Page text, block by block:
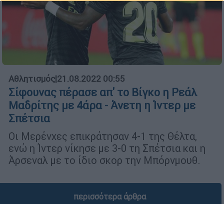
Αθλητισμός|21.08.2022 00:55
Σίφουνας πέρασε απ' το Βίγκο η Ρεάλ
Μαδρίτης με 4άρα - Άνετη η Ίντερ με
Σπέτσια
Οι Μερένχες επικράτησαν 4-1 της Θέλτα,
ενώ η Ίντερ νίκησε με 3-0 τη Σπέτσια και η
Άρσεναλ με το ίδιο σκορ την Μπόρνμουθ.
περισσότερα άρθρα